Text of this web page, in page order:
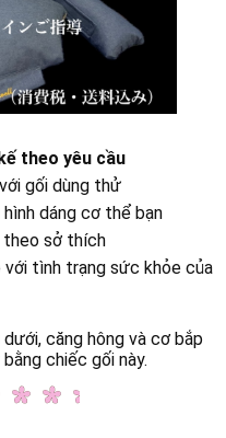
theo yêu cầu
gối dùng thử
hình dáng cơ thể bạn
theo sở thích
với tình trạng sức khỏe của
căng hông và cơ bắp
chiếc gối này.